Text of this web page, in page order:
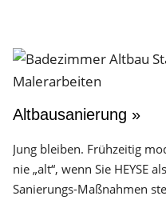
Altbausanierung »
Jung bleiben. Frühzeitig
nie „alt“, wenn Sie HEYSE
Sanierungs-Maßnahmen